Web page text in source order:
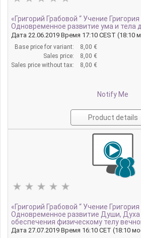
«Григорий Грабовой “ Учение Григория
Одновременное развитие ума и тела
Дата 22.06.2019 Время 17:10 CEST (18:10
Base price for variant:
8,00 €
Sales price:
8,00 €
Sales price without tax:
8,00 €
Notify Me
Product details
«Григорий Грабовой “ Учение Григория
Одновременное развитие Души, Духа
обеспечения физическому телу
Дата 27.07.2019 Время 16:10 CET (18:10